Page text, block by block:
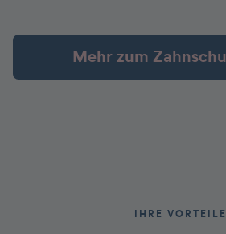
Mehr zum
IHRE VORTEILE